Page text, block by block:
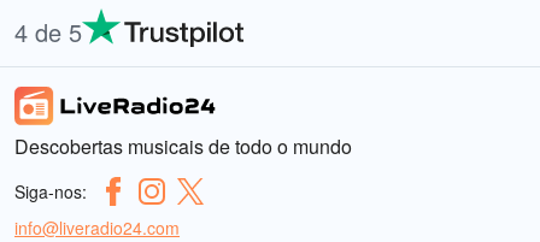
4 de 5
Descobertas musicais de todo o mundo
Siga-nos:
info@liveradio24.com